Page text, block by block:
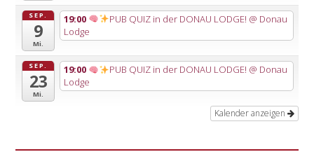
SEP.
9
Mi.
19:00 PUB QUIZ in der DONAU LODGE! @ Donau
Lodge
SEP.
23
Mi.
19:00 PUB QUIZ in der DONAU LODGE! @ Donau
Lodge
Kalender anzeigen